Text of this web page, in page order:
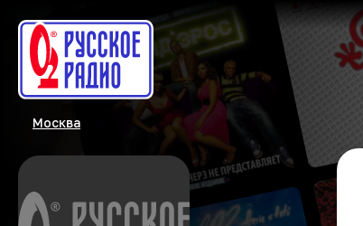
Москва